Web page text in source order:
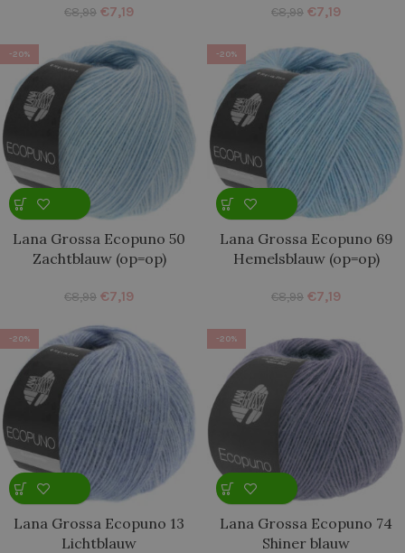
€8,99 €7,19 €8,99 €7,19
-20%
Lana Grossa Ecopuno 50
Zachtblauw (op=op)
€8,99 €7,19
-20%
Lana Grossa Ecopuno 69
Hemelsblauw (op=op)
€8,99 €7,19
-20%
Lana Grossa Ecopuno 13
Lichtblauw
-20%
Lana Grossa Ecopuno 74
Shiner blauw